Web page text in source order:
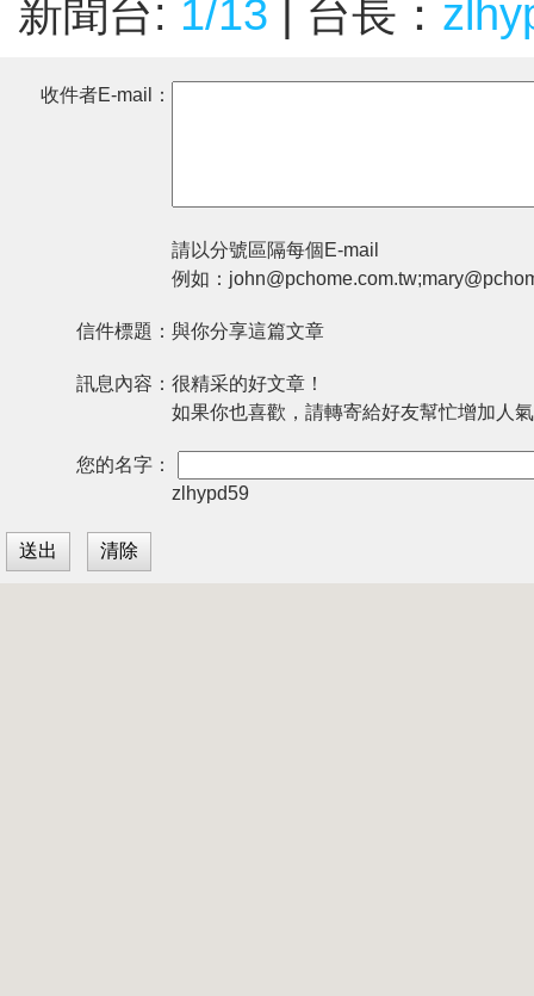
新聞台: 1/13 | 台長：
收件者E-mail：
請以分號區隔每個E-mail
例如：
信件標題： 與你分享這篇文章
訊息內容： 很精采的好文章！
如果你也喜歡，請轉寄給好友幫忙增加人
您的名字：
zlhypd59